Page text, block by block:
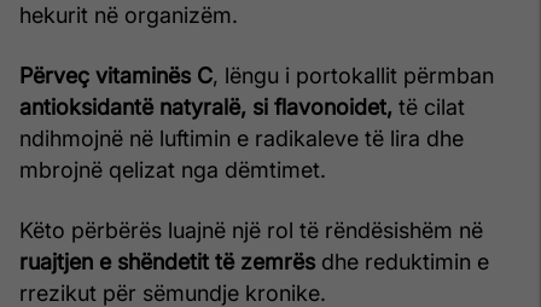
hekurit në organizëm.
Përveç vitaminës C, lëngu i portokallit përmban
antioksidantë natyralë, si flavonoidet, të cilat
ndihmojnë në luftimin e radikaleve të lira dhe
mbrojnë qelizat nga dëmtimet.
Këto përbërës luajnë një rol të rëndësishëm në
ruajtjen e shëndetit të zemrës dhe reduktimin e
rrezikut për sëmundje kronike.